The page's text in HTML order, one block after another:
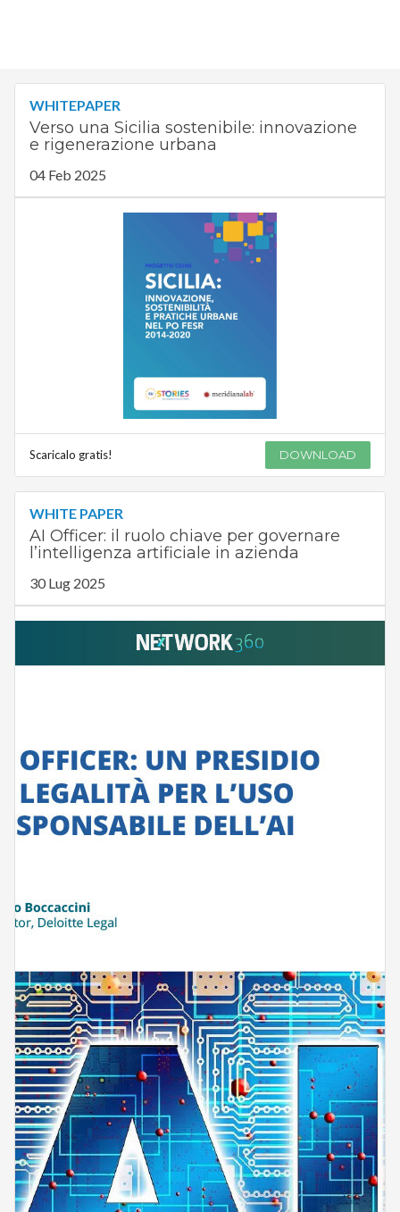
WHITEPAPER
Verso una Sicilia sostenibile: innovazione
e rigenerazione urbana
04 Feb 2025
Scaricalo gratis! DOWNLOAD
WHITE PAPER
AI Officer: il ruolo chiave per governare
l’intelligenza artificiale in azienda
30 Lug 2025